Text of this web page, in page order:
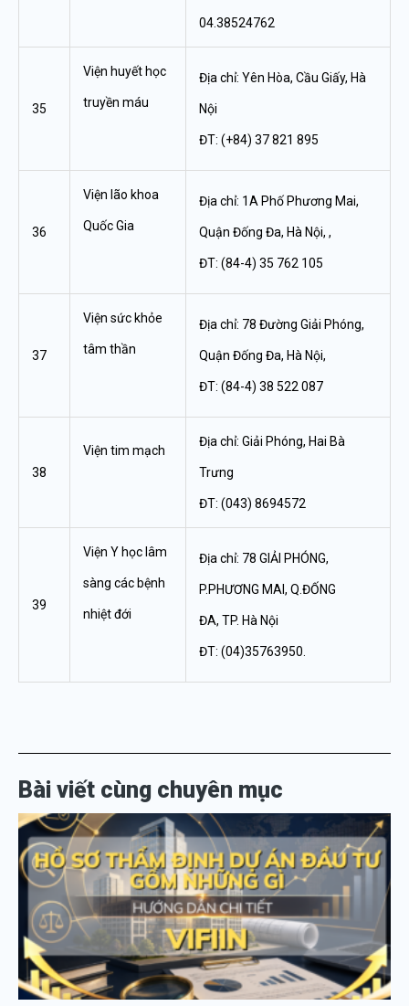
04.38524762
35
Viện huyết học
truyền máu
Địa chỉ: Yên Hòa, Cầu Giấy, Hà
Nội
ĐT: (+84) 37 821 895
36
Viện lão khoa
Quốc Gia
Địa chỉ: 1A Phố Phương Mai,
Quận Đống Đa, Hà Nội, ,
ĐT: (84-4) 35 762 105
37
Viện sức khỏe
tâm thần
Địa chỉ: 78 Đường Giải Phóng,
Quận Đống Đa, Hà Nội,
ĐT: (84-4) 38 522 087
38
Viện tim mạch
Địa chỉ: Giải Phóng, Hai Bà
Trưng
ĐT: (043) 8694572
39
Viện Y học lâm
sàng các bệnh
nhiệt đới
Địa chỉ: 78 GIẢI PHÓNG,
P.PHƯƠNG MAI, Q.ĐỐNG
ĐA, TP. Hà Nội
ĐT: (04)35763950.
Bài viết cùng chuyên mục